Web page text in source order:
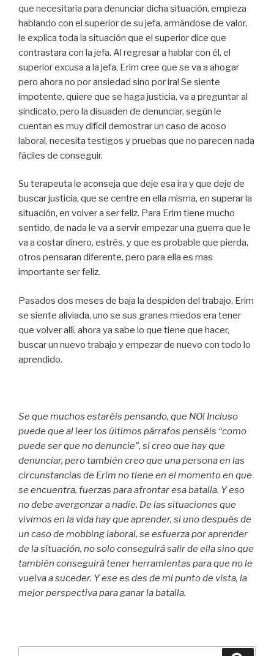
que necesitaría para denunciar dicha situación, empieza
hablando con el superior de su jefa, armándose de valor,
le explica toda la situación que el superior dice que
contrastara con la jefa. Al regresar a hablar con él, el
superior excusa a la jefa, Erim cree que se va a ahogar
pero ahora no por ansiedad sino por ira! Se siente
impotente, quiere que se haga justicia, va a preguntar al
sindicato, pero la disuaden de denunciar, según le
cuentan es muy difícil demostrar un caso de acoso
laboral, necesita testigos y pruebas que no parecen nada
fáciles de conseguir.
Su terapeuta le aconseja que deje esa ira y que deje de
buscar justicia, que se centre en ella misma, en superar la
situación, en volver a ser feliz. Para Erim tiene mucho
sentido, de nada le va a servir empezar una guerra que le
va a costar dinero, estrés, y que es probable que pierda,
otros pensaran diferente, pero para ella es mas
importante ser feliz.
Pasados dos meses de baja la despiden del trabajo, Erim
se siente aliviada, uno se sus granes miedos era tener
que volver allí, ahora ya sabe lo que tiene que hacer,
buscar un nuevo trabajo y empezar de nuevo con todo lo
aprendido.
Se que muchos estaréis pensando, que NO! Incluso
puede que al leer los últimos párrafos penséis “como
puede ser que no denuncie”, si creo que hay que
denunciar, pero también creo que una persona en las
circunstancias de Erim no tiene en el momento en que
se encuentra, fuerzas para afrontar esa batalla. Y eso
no debe avergonzar a nadie. De las situaciones que
vivimos en la vida hay que aprender, si uno después de
un caso de mobbing laboral, se esfuerza por aprender
de la situación, no solo conseguirá salir de ella sino que
también conseguirá tener herramientas para que no le
vuelva a suceder. Y ese es des de mi punto de vista, la
mejor perspectiva para ganar la batalla.